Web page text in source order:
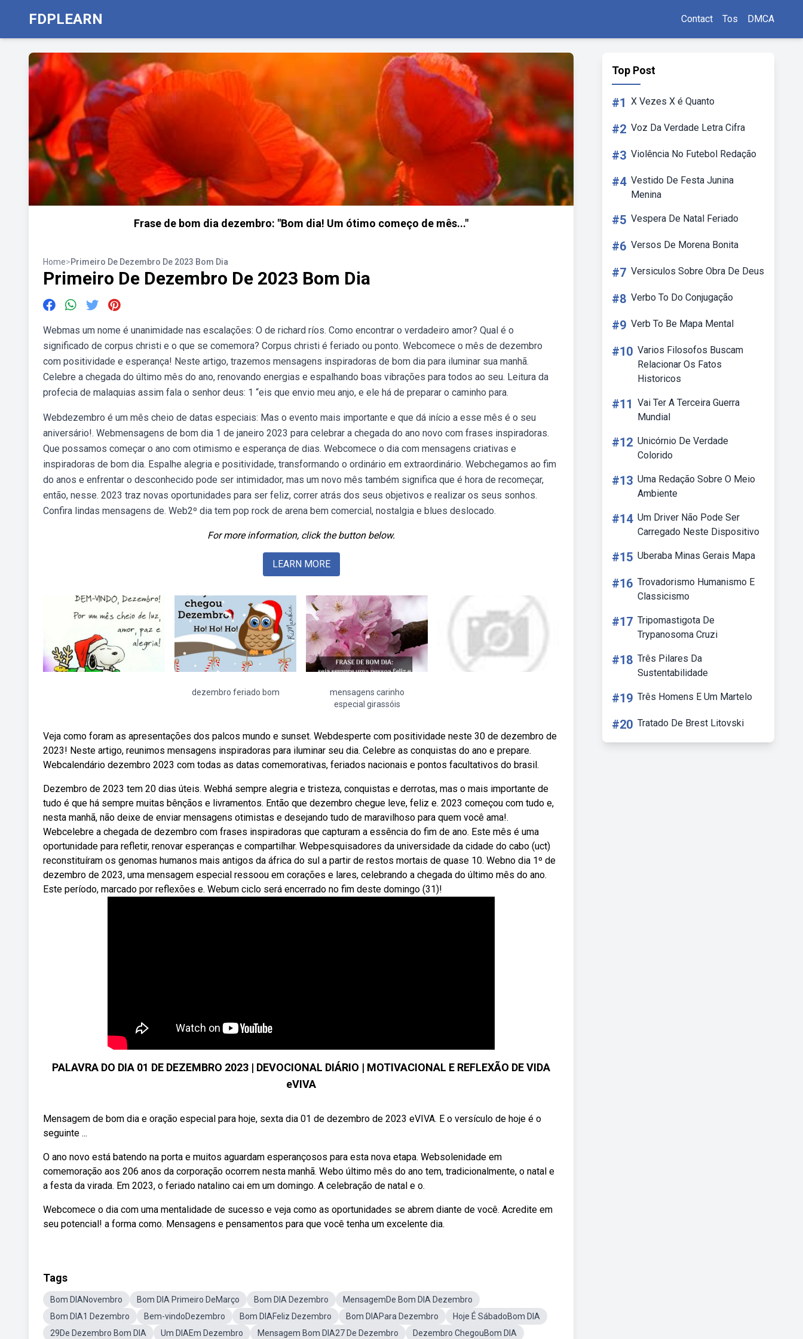
FDPLEARN Contact Tos DMCA
Frase de bom dia dezembro: "Bom dia! Um ótimo começo de mês..."
Home>Primeiro De Dezembro De 2023 Bom Dia
Primeiro De Dezembro De 2023 Bom Dia
Webmas um nome é unanimidade nas escalações: O de richard ríos. Como encontrar o verdadeiro amor? Qual é o
significado de corpus christi e o que se comemora? Corpus christi é feriado ou ponto. Webcomece o mês de dezembro
com positividade e esperança! Neste artigo, trazemos mensagens inspiradoras de bom dia para iluminar sua manhã.
Celebre a chegada do último mês do ano, renovando energias e espalhando boas vibrações para todos ao seu. Leitura da
profecia de malaquias assim fala o senhor deus: 1 “eis que envio meu anjo, e ele há de preparar o caminho para.
Webdezembro é um mês cheio de datas especiais: Mas o evento mais importante e que dá início a esse mês é o seu
aniversário!. Webmensagens de bom dia 1 de janeiro 2023 para celebrar a chegada do ano novo com frases inspiradoras.
Que possamos começar o ano com otimismo e esperança de dias. Webcomece o dia com mensagens criativas e
inspiradoras de bom dia. Espalhe alegria e positividade, transformando o ordinário em extraordinário. Webchegamos ao fim
do anos e enfrentar o desconhecido pode ser intimidador, mas um novo mês também significa que é hora de recomeçar,
então, nesse. 2023 traz novas oportunidades para ser feliz, correr atrás dos seus objetivos e realizar os seus sonhos.
Confira lindas mensagens de. Web2º dia tem pop rock de arena bem comercial, nostalgia e blues deslocado.
For more information, click the button below.
LEARN MORE
dezembro feriado bom
mensagens carinho
especial girassóis
Veja como foram as apresentações dos palcos mundo e sunset. Webdesperte com positividade neste 30 de dezembro de
2023! Neste artigo, reunimos mensagens inspiradoras para iluminar seu dia. Celebre as conquistas do ano e prepare.
Webcalendário dezembro 2023 com todas as datas comemorativas, feriados nacionais e pontos facultativos do brasil.
Dezembro de 2023 tem 20 dias úteis. Webhá sempre alegria e tristeza, conquistas e derrotas, mas o mais importante de
tudo é que há sempre muitas bênçãos e livramentos. Então que dezembro chegue leve, feliz e. 2023 começou com tudo e,
nesta manhã, não deixe de enviar mensagens otimistas e desejando tudo de maravilhoso para quem você ama!.
Webcelebre a chegada de dezembro com frases inspiradoras que capturam a essência do fim de ano. Este mês é uma
oportunidade para refletir, renovar esperanças e compartilhar. Webpesquisadores da universidade da cidade do cabo (uct)
reconstituíram os genomas humanos mais antigos da áfrica do sul a partir de restos mortais de quase 10. Webno dia 1º de
dezembro de 2023, uma mensagem especial ressoou em corações e lares, celebrando a chegada do último mês do ano.
Este período, marcado por reflexões e. Webum ciclo será encerrado no fim deste domingo (31)!
PALAVRA DO DIA 01 DE DEZEMBRO 2023 | DEVOCIONAL DIÁRIO | MOTIVACIONAL E REFLEXÃO DE VIDA
eVIVA
Mensagem de bom dia e oração especial para hoje, sexta dia 01 de dezembro de 2023 eVIVA. E o versículo de hoje é o
seguinte ...
O ano novo está batendo na porta e muitos aguardam esperançosos para esta nova etapa. Websolenidade em
comemoração aos 206 anos da corporação ocorrem nesta manhã. Webo último mês do ano tem, tradicionalmente, o natal e
a festa da virada. Em 2023, o feriado natalino cai em um domingo. A celebração de natal e o.
Webcomece o dia com uma mentalidade de sucesso e veja como as oportunidades se abrem diante de você. Acredite em
seu potencial! a forma como. Mensagens e pensamentos para que você tenha um excelente dia.
Tags
Bom DIANovembro Bom DIA Primeiro DeMarço Bom DIA Dezembro
MensagemDe Bom DIA Dezembro
Bom DIA1 Dezembro
Bem-vindoDezembro Bom DIAFeliz Dezembro Bom DIAPara Dezembro
Hoje É SábadoBom DIA
29De Dezembro Bom DIA
Um DIAEm Dezembro Mensagem Bom DIA27 De Dezembro Dezembro ChegouBom DIA
Top Post
#1 X Vezes X é Quanto
#2 Voz Da Verdade Letra Cifra
#3 Violência No Futebol Redação
#4 Vestido De Festa Junina
Menina
#5 Vespera De Natal Feriado
#6 Versos De Morena Bonita
#7 Versiculos Sobre Obra De Deus
#8 Verbo To Do Conjugação
#9 Verb To Be Mapa Mental
#10 Varios Filosofos Buscam
Relacionar Os Fatos
Historicos
#11 Vai Ter A Terceira Guerra
Mundial
#12 Unicórnio De Verdade
Colorido
#13 Uma Redação Sobre O Meio
Ambiente
#14 Um Driver Não Pode Ser
Carregado Neste Dispositivo
#15 Uberaba Minas Gerais Mapa
#16 Trovadorismo Humanismo E
Classicismo
#17 Tripomastigota De
Trypanosoma Cruzi
#18 Três Pilares Da
Sustentabilidade
#19 Três Homens E Um Martelo
#20 Tratado De Brest Litovski